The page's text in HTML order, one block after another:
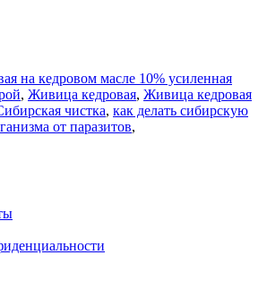
на кедровом масле 10% усиленная
, Живица кедровая, Живица кедровая
чистка, как делать сибирскую
от паразитов,